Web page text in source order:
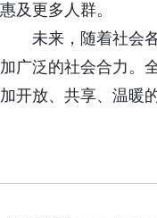
惠及更多人群。
未来，随着社会
加广泛的社会合力。
加开放、共享、温暖